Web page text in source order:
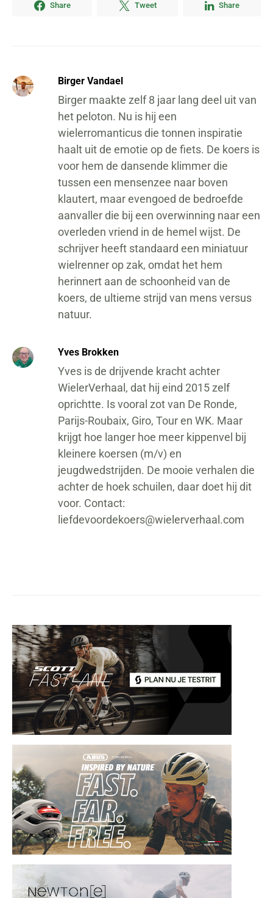
Share Tweet Share
Birger Vandael
Birger maakte zelf 8 jaar lang deel uit van
het peloton. Nu is hij een
wielerromanticus die tonnen inspiratie
haalt uit de emotie op de fiets. De koers is
voor hem de dansende klimmer die
tussen een mensenzee naar boven
klautert, maar evengoed de bedroefde
aanvaller die bij een overwinning naar een
overleden vriend in de hemel wijst. De
schrijver heeft standaard een miniatuur
wielrenner op zak, omdat het hem
herinnert aan de schoonheid van de
koers, de ultieme strijd van mens versus
natuur.
Yves Brokken
Yves is de drijvende kracht achter
WielerVerhaal, dat hij eind 2015 zelf
oprichtte. Is vooral zot van De Ronde,
Parijs-Roubaix, Giro, Tour en WK. Maar
krijgt hoe langer hoe meer kippenvel bij
kleinere koersen (m/v) en
jeugdwedstrijden. De mooie verhalen die
achter de hoek schuilen, daar doet hij dit
voor. Contact:
liefdevoordekoers@wielerverhaal.com